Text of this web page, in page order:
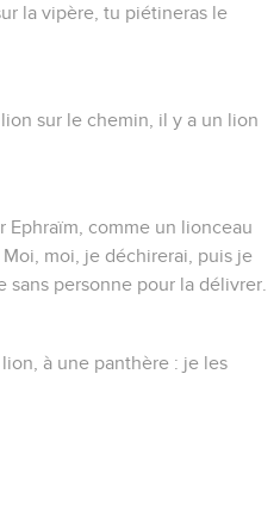
la vipère, tu piétineras le
lion sur le chemin, il y a un lion
Ephraïm, comme un lionceau
moi, je déchirerai, puis je
sans personne pour la délivrer.
à une panthère : je les